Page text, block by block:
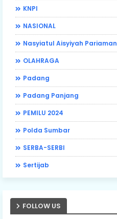
KNPI
NASIONAL
Nasyiatul Aisyiyah Pariaman
OLAHRAGA
Padang
Padang Panjang
PEMILU 2024
Polda Sumbar
SERBA-SERBI
Sertijab
FOLLOW US